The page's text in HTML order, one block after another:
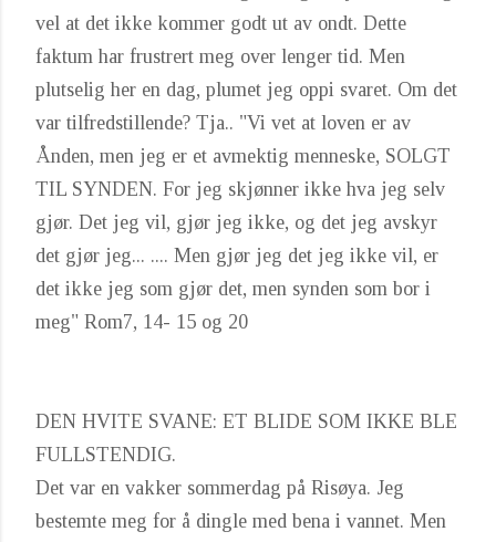
vel at det ikke kommer godt ut av ondt. Dette
faktum har frustrert meg over lenger tid. Men
plutselig her en dag, plumet jeg oppi svaret. Om det
var tilfredstillende? Tja.. "Vi vet at loven er av
Ånden, men jeg er et avmektig menneske, SOLGT
TIL SYNDEN. For jeg skjønner ikke hva jeg selv
gjør. Det jeg vil, gjør jeg ikke, og det jeg avskyr
det gjør jeg... .... Men gjør jeg det jeg ikke vil, er
det ikke jeg som gjør det, men synden som bor i
meg" Rom7, 14- 15 og 20
DEN HVITE SVANE: ET BLIDE SOM IKKE BLE
FULLSTENDIG.
Det var en vakker sommerdag på Risøya. Jeg
bestemte meg for å dingle med bena i vannet. Men